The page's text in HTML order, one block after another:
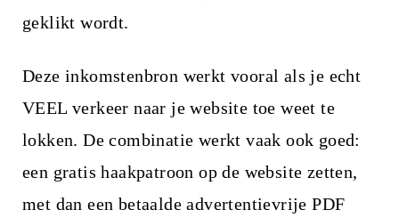
geklikt wordt.
Deze inkomstenbron werkt vooral als je echt
VEEL verkeer naar je website toe weet te
lokken. De combinatie werkt vaak ook goed:
een gratis haakpatroon op de website zetten,
met dan een betaalde advertentievrije PDF